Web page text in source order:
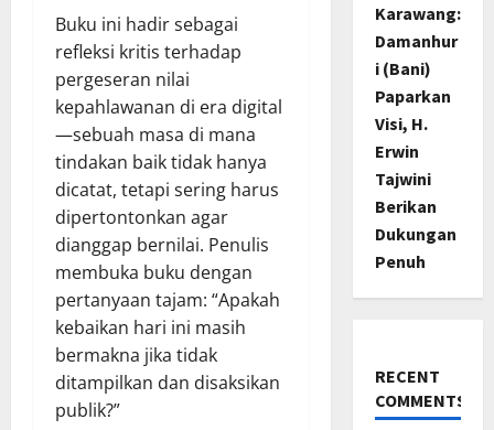
Buku ini hadir sebagai
refleksi kritis terhadap
pergeseran nilai
kepahlawanan di era digital
—sebuah masa di mana
tindakan baik tidak hanya
dicatat, tetapi sering harus
dipertontonkan agar
dianggap bernilai. Penulis
membuka buku dengan
pertanyaan tajam: “Apakah
kebaikan hari ini masih
bermakna jika tidak
ditampilkan dan disaksikan
publik?”
Karawang:
Damanhur
i (Bani)
Paparkan
Visi, H.
Erwin
Tajwini
Berikan
Dukungan
Penuh
RECENT
COMMENTS